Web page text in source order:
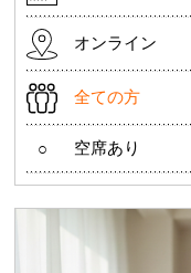
オンライン
全ての方
○ 空席あり